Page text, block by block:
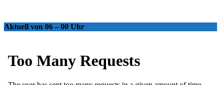
Aktuell von 06 – 00 Uhr